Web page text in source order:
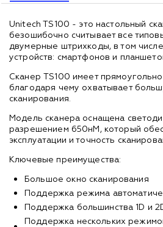
Unitech TS100 - это настольный
безошибочно считывает все
двумерные штрихкоды, в том
устройств: смартфонов и
Сканер TS100 имеет
благодаря чему охватывает
сканирования.
Модель сканера оснащена
разрешением 650нМ, который
эксплуатации и точность
Ключевые преимущества:
Большое окно сканирования
Поддержка режима
Поддержка большинства 1D и
Поддержка нескольких